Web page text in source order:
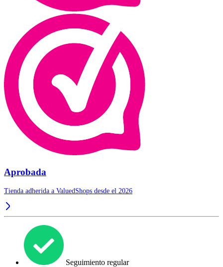
Aprobada
Tienda adherida a ValuedShops desde el 2026
Seguimiento regular